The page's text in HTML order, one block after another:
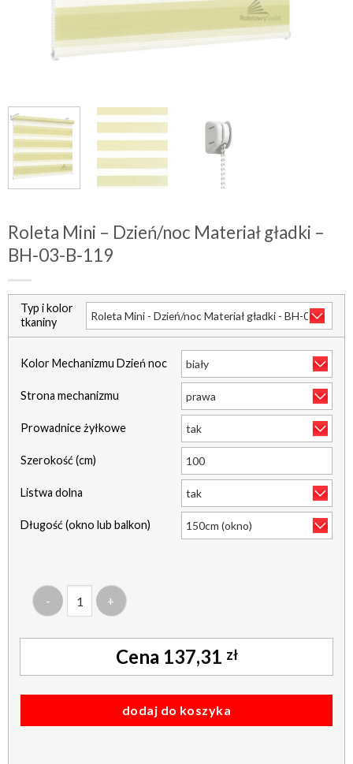
Roleta Mini – Dzień/noc Materiał gładki –
BH-03-B-119
Typ i kolor
tkaniny
Kolor Mechanizmu Dzień noc
Strona mechanizmu
Prowadnice żyłkowe
Szerokość (cm)
Listwa dolna
Długość (okno lub balkon)
ilość roleta mini - dzień/noc materiał gładki - bh-03-b-119
dodaj do koszyka
137,31 zł